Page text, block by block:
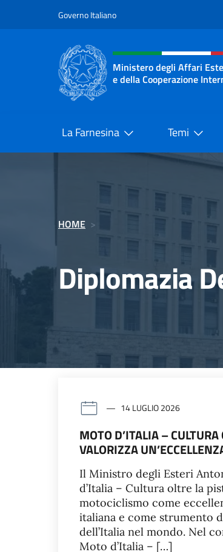
Governo Italiano
Intestazione sito,
Ministero degli Affari
e della Cooperazione
La Farnesina Temi
HOME >
Diplomazia
14 LUGLIO 2026
MOTO D’ITALIA –
VALORIZZA
Il Ministro degli Esteri
d’Italia – Cultura oltre la
motociclismo come
italiana e come strumento
dell’Italia nel mondo. Nel
Moto d’Italia – […]